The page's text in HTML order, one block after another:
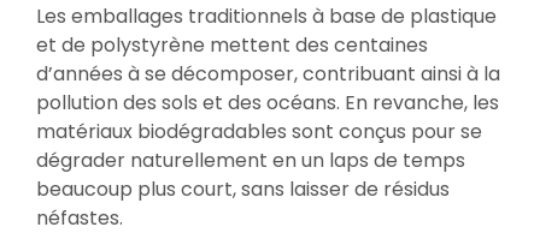
Les emballages traditionnels à base de plastique
et de polystyrène mettent des centaines
d’années à se décomposer, contribuant ainsi à la
pollution des sols et des océans. En revanche, les
matériaux biodégradables sont conçus pour se
dégrader naturellement en un laps de temps
beaucoup plus court, sans laisser de résidus
néfastes.